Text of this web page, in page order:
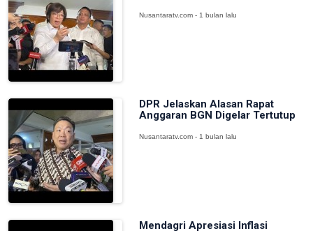
Nusantaratv.com - 1 bulan lalu
DPR Jelaskan Alasan Rapat
Anggaran BGN Digelar Tertutup
Nusantaratv.com - 1 bulan lalu
Mendagri Apresiasi Inflasi